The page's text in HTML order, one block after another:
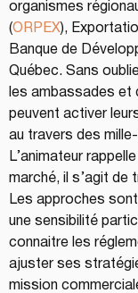
organismes
(ORPEX),
Banque de
Québec. Sans
les ambassades et
peuvent activer
au travers des
L’animateur
marché, il s’agit
Les approches
une sensibilité
connaitre les
ajuster ses
mission